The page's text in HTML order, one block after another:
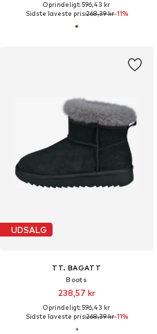
Oprindeligt: 596,43 kr
Sidste laveste pris:268,39 kr-11%
UDSALG
TT. BAGATT
Boots
238,57 kr
Oprindeligt: 596,43 kr
Sidste laveste pris:268,39 kr-11%